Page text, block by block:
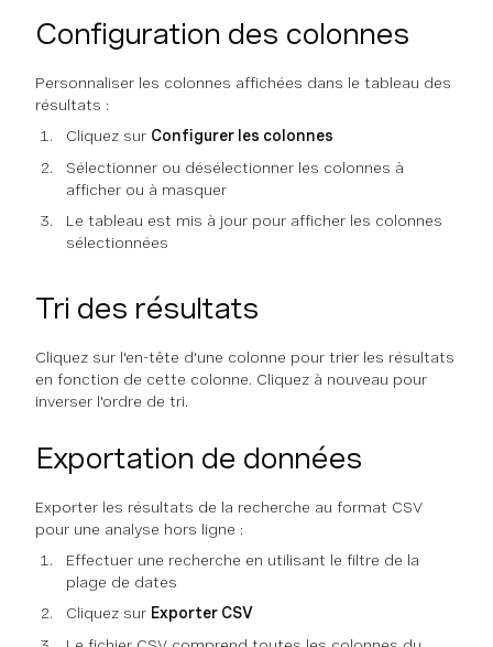
Configuration des colonnes
Personnaliser les colonnes affichées dans le tableau des
résultats :
Cliquez sur Configurer les colonnes
Sélectionner ou désélectionner les colonnes à
afficher ou à masquer
Le tableau est mis à jour pour afficher les colonnes
sélectionnées
Tri des résultats
Cliquez sur l'en-tête d'une colonne pour trier les résultats
en fonction de cette colonne. Cliquez à nouveau pour
inverser l'ordre de tri.
Exportation de données
Exporter les résultats de la recherche au format CSV
pour une analyse hors ligne :
Effectuer une recherche en utilisant le filtre de la
plage de dates
Cliquez sur Exporter CSV